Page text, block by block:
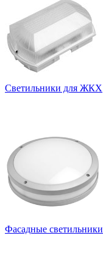
Светильники для ЖКХ
Фасадные светильники